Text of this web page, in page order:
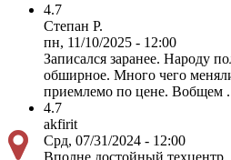
4.7
Степан Р.
пн, 11/10/2025 - 12:00
Записался заранее. Народу
обширное. Много чего
приемлемо по цене. Вобщем
4.7
akfirit
Срд, 07/31/2024 - 12:00
Вполне достойный